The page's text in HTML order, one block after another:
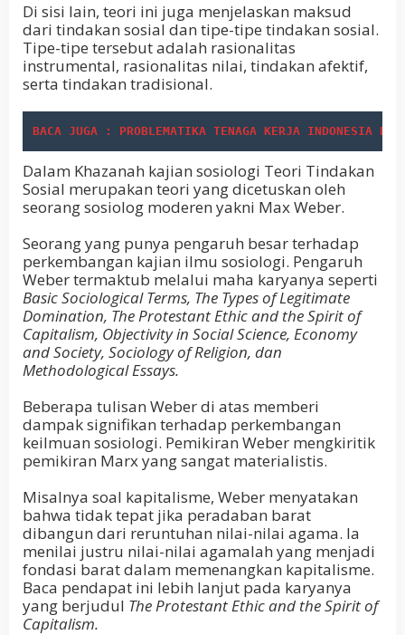
Di sisi lain, teori ini juga menjelaskan maksud
dari tindakan sosial dan tipe-tipe tindakan sosial.
Tipe-tipe tersebut adalah rasionalitas
instrumental, rasionalitas nilai, tindakan afektif,
serta tindakan tradisional.
BACA JUGA : PROBLEMATIKA TENAGA KERJA INDONESIA
Dalam Khazanah kajian sosiologi Teori Tindakan
Sosial merupakan teori yang dicetuskan oleh
seorang sosiolog moderen yakni Max Weber.
Seorang yang punya pengaruh besar terhadap
perkembangan kajian ilmu sosiologi. Pengaruh
Weber termaktub melalui maha karyanya seperti
Basic Sociological Terms, The Types of Legitimate
Domination, The Protestant Ethic and the Spirit of
Capitalism, Objectivity in Social Science, Economy
and Society, Sociology of Religion, dan
Methodological Essays.
Beberapa tulisan Weber di atas memberi
dampak signifikan terhadap perkembangan
keilmuan sosiologi. Pemikiran Weber mengkiritik
pemikiran Marx yang sangat materialistis.
Misalnya soal kapitalisme, Weber menyatakan
bahwa tidak tepat jika peradaban barat
dibangun dari reruntuhan nilai-nilai agama. Ia
menilai justru nilai-nilai agamalah yang menjadi
fondasi barat dalam memenangkan kapitalisme.
Baca pendapat ini lebih lanjut pada karyanya
yang berjudul The Protestant Ethic and the Spirit of
Capitalism.